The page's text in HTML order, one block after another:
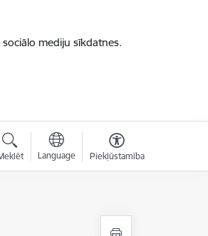
mediju sīkdatnes.
Language Piekļūstamība